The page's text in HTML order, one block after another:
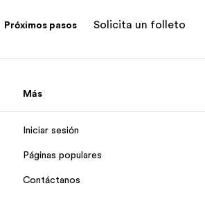
Próximos pasos Solicita un folleto
Más
Iniciar sesión
Páginas populares
Contáctanos